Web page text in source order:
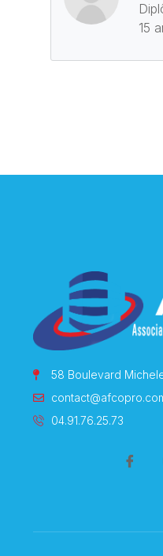
15
58 Boulevard
04.91.76.25.73